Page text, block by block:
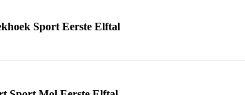
Sport Eerste Elftal